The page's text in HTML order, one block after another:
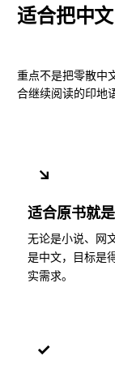
适合把中
重点不是把零散中
合继续阅读的印地
↘
适合原书就
无论是小说、网
是中文，目标是
实需求。
✓